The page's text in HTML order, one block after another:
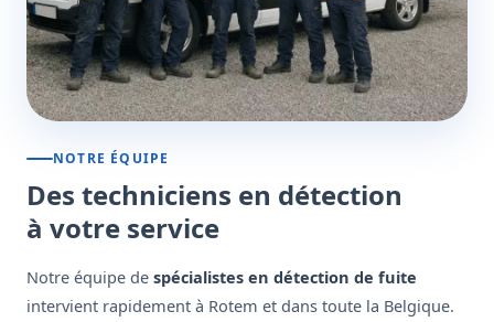
NOTRE ÉQUIPE
Des techniciens en détection
à votre service
Notre équipe de spécialistes en détection de fuite
intervient rapidement à Rotem et dans toute la Belgique.